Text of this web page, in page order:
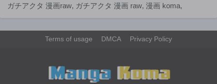
第139話 第138話
第136話
1年前
ガチアクタ 漫画raw, ガチアクタ 漫画 raw, 漫画 koma,
Terms of usage DMCA Privacy Policy